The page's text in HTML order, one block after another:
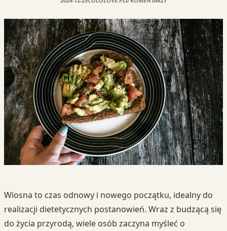
Wiosna to czas odnowy i nowego początku, idealny do
realizacji dietetycznych postanowień. Wraz z budzącą się
do życia przyrodą, wiele osób zaczyna myśleć o